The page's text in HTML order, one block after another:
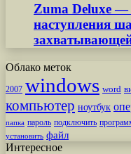
Zuma Deluxe —
наступления
Облако меток
2007 windows word
компьютер ноутбук
папка пароль подключить
установить файл
Интересное